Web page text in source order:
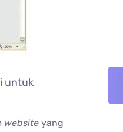
untuk
website yang